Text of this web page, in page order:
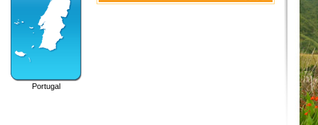
Portugal